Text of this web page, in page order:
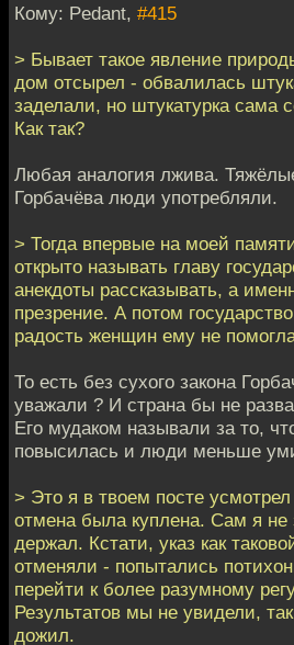
Кому: Pedant, #415
> Бывает такое явление
дом отсырел - обвалилась
заделали, но штукатурка сама
Как так?
Любая аналогия лжива.
Горбачёва люди употребляли.
> Тогда впервые на моей
открыто называть главу
анекдоты рассказывать, а
презрение. А потом
радость женщин ему не
То есть без сухого закона
уважали ? И страна бы не
Его мудаком называли за то,
повысилась и люди меньше
> Это я в твоем посте
отмена была куплена. Сам я не
держал. Кстати, указ как
отменяли - попытались
перейти к более разумному
Результатов мы не увидели,
дожил.